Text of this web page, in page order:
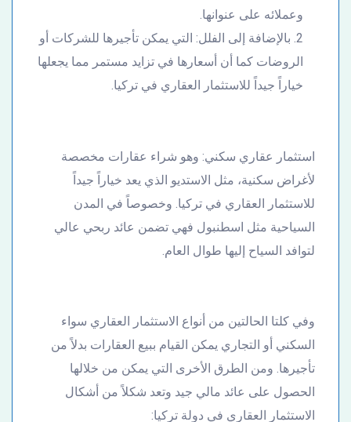
وعملائه على عنوانها.
بالإضافة إلى الفلل: التي يمكن تأجيرها للشركات أو
الروضات كما أن أسعارها في تزايد مستمر مما يجعلها
خياراً جيداً للاستثمار العقاري في تركيا.
استثمار عقاري سكني: وهو شراء عقارات مخصصة
لأغراض سكنية، مثل الاستديو الذي يعد خياراً جيداً
للاستثمار العقاري في تركيا. وخصوصاً في المدن
السياحية مثل اسطنبول فهي تضمن عائد ربحي عالي
لتوافد السياح إليها طوال العام.
وفي كلتا الحالتين من أنواع الاستثمار العقاري سواء
السكني أو التجاري يمكن القيام ببيع العقارات بدلاً من
تأجيرها. ومن الطرق الأخرى التي يمكن من خلالها
الحصول على عائد مالي جيد وتعد شكلاً من أشكال
الاستثمار العقاري في دولة تركيا: